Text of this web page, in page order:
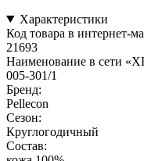
Характеристики
Код товара в интернет-
21693
Наименование в сети
005-301/1
Бренд:
Pellecon
Сезон:
Круглогодичный
Состав: